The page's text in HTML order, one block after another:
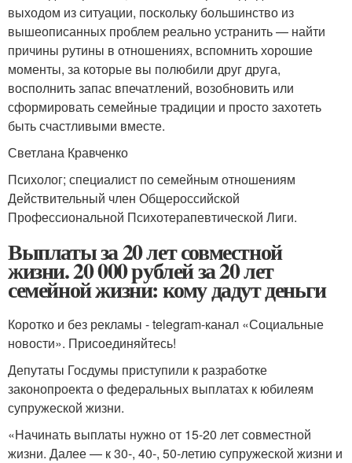
выходом из ситуации, поскольку большинство из
вышеописанных проблем реально устранить — найти
причины рутины в отношениях, вспомнить хорошие
моменты, за которые вы полюбили друг друга,
восполнить запас впечатлений, возобновить или
сформировать семейные традиции и просто захотеть
быть счастливыми вместе.
Светлана Кравченко
Психолог; специалист по семейным отношениям
Действительный член Общероссийской
Профессиональной Психотерапевтической Лиги.
Выплаты за 20 лет совместной
жизни. 20 000 рублей за 20 лет
семейной жизни: кому дадут деньги
Коротко и без рекламы - telegram-канал «Социальные
новости». Присоединяйтесь!
Депутаты Госдумы приступили к разработке
законопроекта о федеральных выплатах к юбилеям
супружеской жизни.
«Начинать выплаты нужно от 15-20 лет совместной
жизни. Далее — к 30-, 40-, 50-летию супружеской жизни и